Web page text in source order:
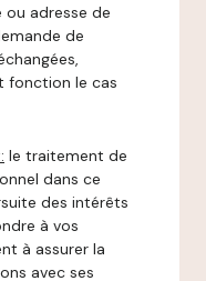
adresse de
de
fonction le cas
le traitement de
dans ce
des intérêts
à vos
à assurer la
avec ses